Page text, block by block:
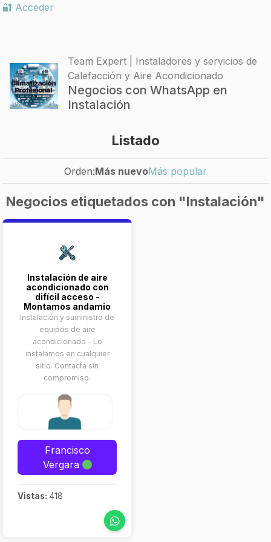
🔐 Acceder
Team Expert | Instaladores y servicios de
Calefacción y Aire Acondicionado
Negocios con WhatsApp en
Instalación
Listado
Orden:Más nuevoMás popular
Negocios etiquetados con "Instalación"
Instalación de aire
acondicionado con
difícil acceso -
Montamos andamio
Instalación y suministro de
equipos de aire
acondicionado - Lo
instalamos en cualquier
sitio. Contacta sin
compromiso.
Francisco
Vergara
Vistas: 418